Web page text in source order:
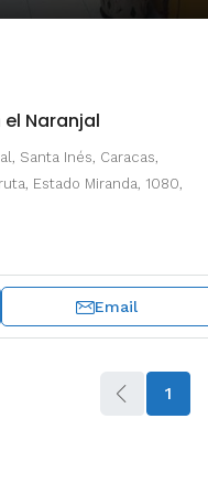
Naranjal
Santa Inés, Caracas,
Estado Miranda, 1080,
Email
1